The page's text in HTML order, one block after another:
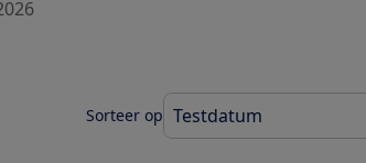
Sorteer op